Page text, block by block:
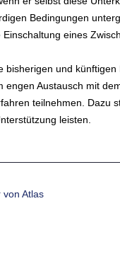
Bedingungen
eines
und
engen Austausch mit
teilnehmen. Dazu
leisten.
Atlas